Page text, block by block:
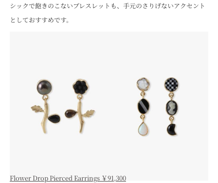
シックで飽きのこないブレスレットも、手元のさりげないアクセント
としておすすめです。
Flower Drop Pierced Earrings ￥91,300